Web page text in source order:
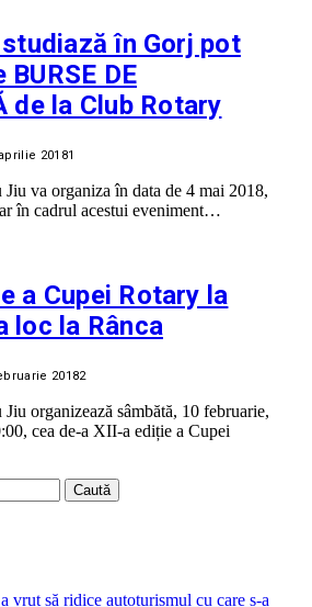
în Gorj pot
DE
de la Club Rotary
20181
va organiza în data de 4 mai 2018,
în cadrul acestui eveniment…
a Cupei Rotary la
loc la Rânca
20182
organizează sâmbătă, 10 februarie,
cea de-a XII-a ediție a Cupei
vrut să ridice autoturismul cu care s-a